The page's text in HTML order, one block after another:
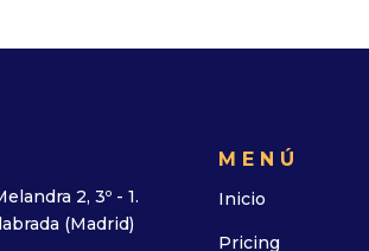
2, 3º - 1.
(Madrid)
MENÚ
Inicio
Pricing